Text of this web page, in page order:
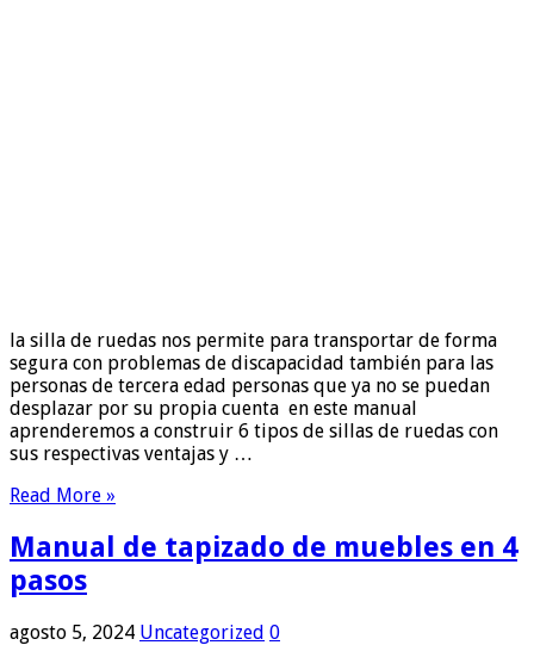
la silla de ruedas nos permite para transportar de forma
segura con problemas de discapacidad también para las
personas de tercera edad personas que ya no se puedan
desplazar por su propia cuenta en este manual
aprenderemos a construir 6 tipos de sillas de ruedas con
sus respectivas ventajas y …
Read More »
Manual de tapizado de muebles en 4
pasos
agosto 5, 2024 Uncategorized 0